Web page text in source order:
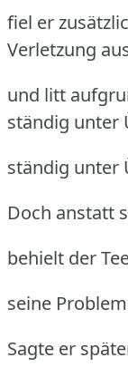
fiel er
Verletzung
und litt
ständig unter
ständig unter
Doch anstatt
behielt der
seine
Sagte er